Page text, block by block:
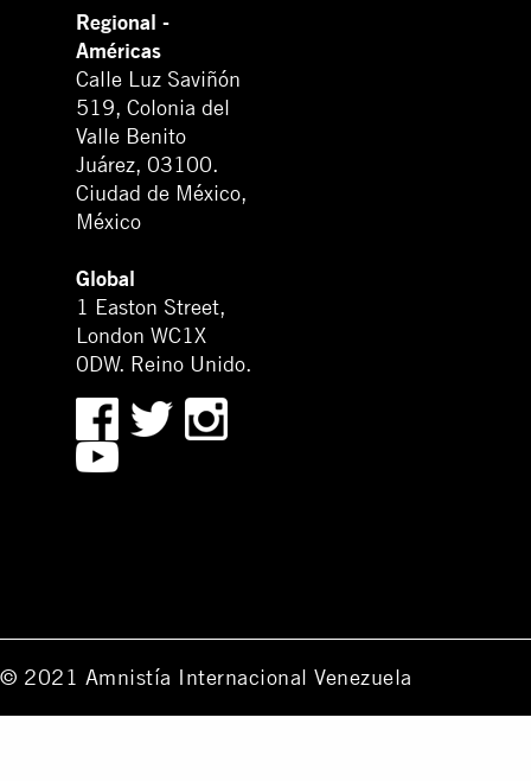
Regional -
Américas
Calle Luz Saviñón
519, Colonia del
Valle Benito
Juárez, 03100.
Ciudad de México,
México
Global
1 Easton Street,
London WC1X
0DW. Reino Unido.
© 2021 Amnistía Internacional Venezuela